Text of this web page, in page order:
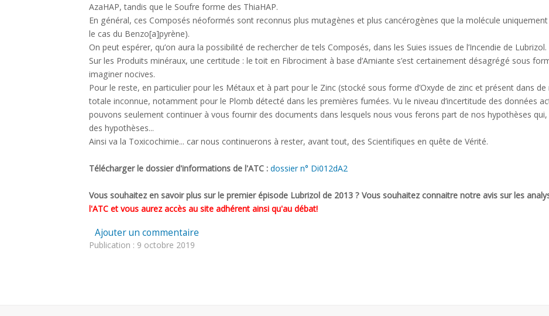
AzaHAP, tandis que le Soufre forme des ThiaHAP.
En général, ces Composés néoformés sont reconnus plus mutagènes et plus cancérogènes que la molécule
le cas du Benzo[a]pyrène).
On peut espérer, qu’on aura la possibilité de rechercher de tels Composés, dans les Suies issues de l’Incendie de Lubrizol.
Sur les Produits minéraux, une certitude : le toit en Fibrociment à base d’Amiante s’est certainement désagrégé sous
imaginer nocives.
Pour le reste, en particulier pour les Métaux et à part pour le Zinc (stocké sous forme d’Oxyde de zinc et présent dans de
totale inconnue, notamment pour le Plomb détecté dans les premières fumées. Vu le niveau d’incertitude des données
pouvons seulement continuer à vous fournir des documents dans lesquels nous vous ferons part de nos hypothèses
des hypothèses...
Ainsi va la Toxicochimie... car nous continuerons à rester, avant tout, des Scientifiques en quête de Vérité.
Télécharger le dossier d'informations de l'ATC : dossier n° Di012dA2
Vous souhaitez en savoir plus sur le premier épisode Lubrizol de 2013 ? Vous souhaitez connaitre notre avis sur les
l'ATC et vous aurez accès au site adhérent ainsi qu'au débat!
Ajouter un commentaire
Publication : 9 octobre 2019